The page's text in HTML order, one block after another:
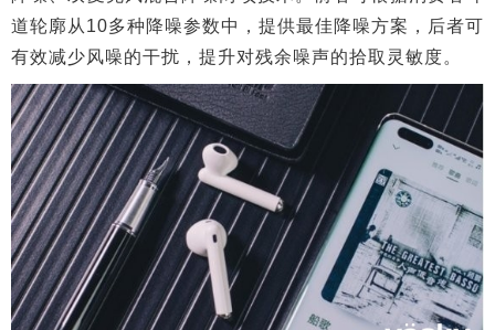
道轮廓从10多种降噪参数中，提供最佳降噪方案，后者可
有效减少风噪的干扰，提升对残余噪声的拾取灵敏度。